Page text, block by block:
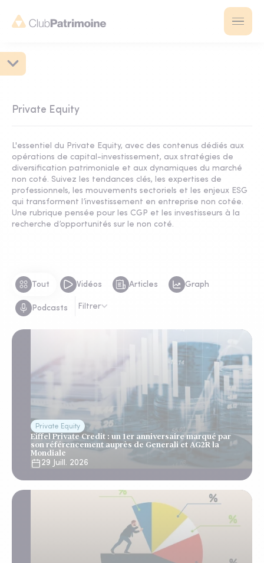
Private Equity
L'essentiel du Private Equity, avec des contenus dédiés aux
opérations de capital-investissement, aux stratégies de
diversification patrimoniale et aux dynamiques du marché
non coté. Suivez les tendances clés, les expertises de
professionnels, les mouvements sectoriels et les enjeux ESG
qui transforment l’investissement en entreprise non cotée.
Une rubrique pensée pour les CGP et les investisseurs à la
recherche d’opportunités sur le non coté.
Tout Vidéos Articles Graph
Podcasts Filtrer
Private Equity
Eiffel Private Credit : un 1er anniversaire marqué par
son référencement auprès de Generali et AG2R la
Mondiale
29 Juill. 2026